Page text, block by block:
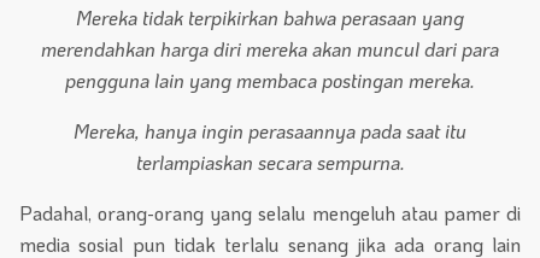
Mereka tidak terpikirkan bahwa perasaan yang
merendahkan harga diri mereka akan muncul dari para
pengguna lain yang membaca postingan mereka.
Mereka, hanya ingin perasaannya pada saat itu
terlampiaskan secara sempurna.
Padahal, orang-orang yang selalu mengeluh atau pamer di
media sosial pun tidak terlalu senang jika ada orang lain